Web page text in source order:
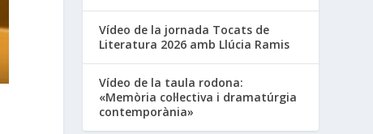
Vídeo de la jornada Tocats de
Literatura 2026 amb Llúcia Ramis
Vídeo de la taula rodona:
«Memòria col·lectiva i dramatúrgia
contemporània»